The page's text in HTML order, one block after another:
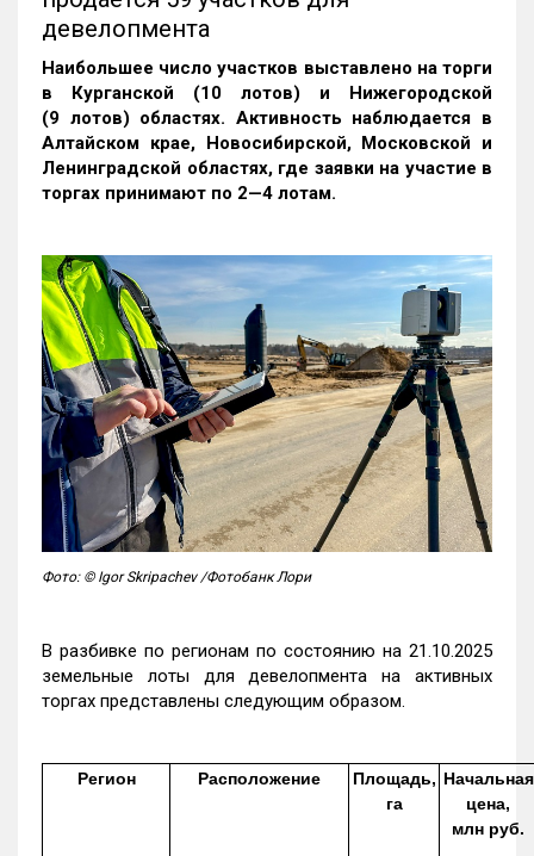
девелопмента
Наибольшее число участков выставлено на торги
в Курганской (10 лотов) и Нижегородской
(9 лотов) областях. Активность наблюдается в
Алтайском крае, Новосибирской, Московской и
Ленинградской областях, где заявки на участие в
торгах принимают по 2—4 лотам.
Фото: © Igor Skripachev /Фотобанк Лори
В разбивке по регионам по состоянию на 21.10.2025
земельные лоты для девелопмента на активных
торгах представлены следующим образом.
Регион Расположение
Площадь,
га
Начальная
цена,
млн руб.